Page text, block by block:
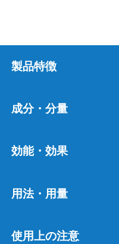
製品特徴
成分・分量
効能・効果
用法・用量
使用上の注意